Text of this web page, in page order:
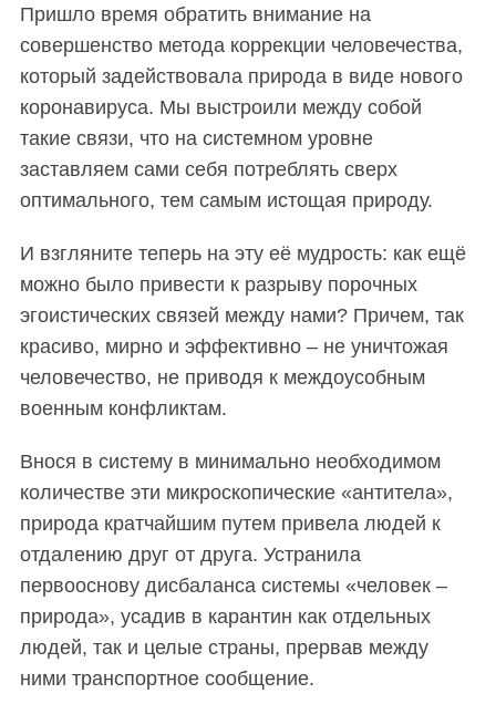
Пришло время обратить внимание на
совершенство метода коррекции человечества,
который задействовала природа в виде нового
коронавируса. Мы выстроили между собой
такие связи, что на системном уровне
заставляем сами себя потреблять сверх
оптимального, тем самым истощая природу.
И взгляните теперь на эту её мудрость: как ещё
можно было привести к разрыву порочных
эгоистических связей между нами? Причем, так
красиво, мирно и эффективно – не уничтожая
человечество, не приводя к междоусобным
военным конфликтам.
Внося в систему в минимально необходимом
количестве эти микроскопические «антитела»,
природа кратчайшим путем привела людей к
отдалению друг от друга. Устранила
первооснову дисбаланса системы «человек –
природа», усадив в карантин как отдельных
людей, так и целые страны, прервав между
ними транспортное сообщение.